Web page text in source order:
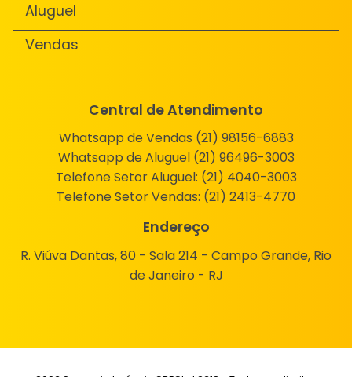
Aluguel
Vendas
Central de Atendimento
Whatsapp de Vendas (21) 98156-6883
Whatsapp de Aluguel (21) 96496-3003
Telefone Setor Aluguel: (21) 4040-3003
Telefone Setor Vendas: (21) 2413-4770
Endereço
R. Viúva Dantas, 80 - Sala 214 - Campo Grande, Rio
de Janeiro - RJ